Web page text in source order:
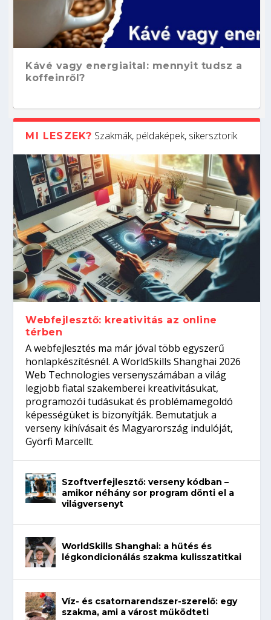
Kávé vagy energiaital: mennyit tudsz a
koffeinről?
Hogyan készíts ATS-barát önéletrajzot?
Így növelheted az esélyedet az
állásinterjúra...
Kitalálod, mire használják ezeket a
gépeket?
Nem sikerült az egyetemi felvételi?
Tanulj szakmát!
Szoftverfejlesztő: verseny kódban –
amikor néhány sor program dönti el a
világversenyt...
MI LESZEK? Szakmák, példaképek, sikersztorik
Webfejlesztő: kreativitás az online
térben
A webfejlesztés ma már jóval több egyszerű
honlapkészítésnél. A WorldSkills Shanghai 2026
Web Technologies versenyszámában a világ
legjobb fiatal szakemberei kreativitásukat,
programozói tudásukat és problémamegoldó
képességüket is bizonyítják. Bemutatjuk a
verseny kihívásait és Magyarország indulóját,
Györfi Marcellt.
Szoftverfejlesztő: verseny kódban –
amikor néhány sor program dönti el a
világversenyt
WorldSkills Shanghai: a hűtés és
légkondicionálás szakma kulisszatitkai
Víz- és csatornarendszer-szerelő: egy
szakma, ami a várost működteti